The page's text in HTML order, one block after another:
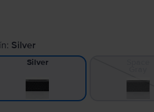
Silver
Silver